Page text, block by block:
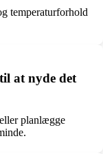
temperaturforhold
at nyde det
planlægge